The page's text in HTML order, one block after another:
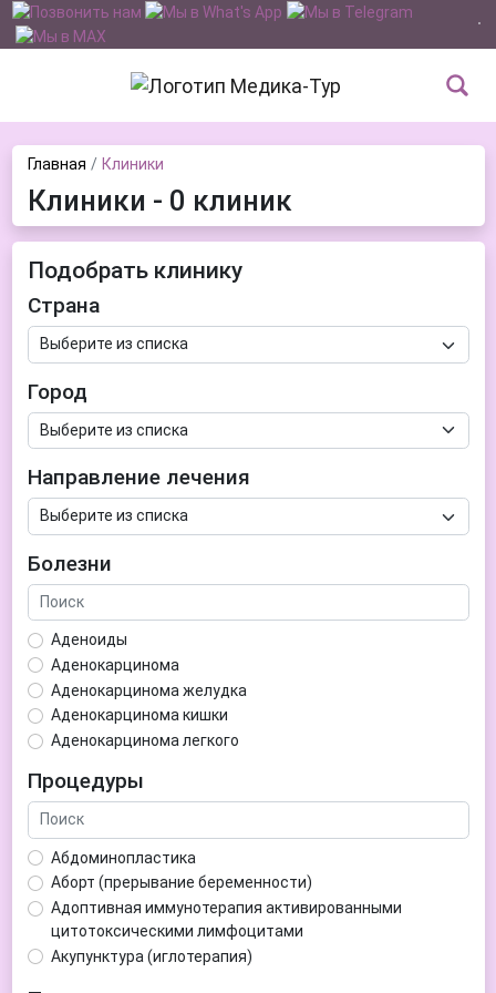
Главная Клиники
Клиники - 0 клиник
Подобрать клинику
Страна
Город
Направление лечения
Болезни
Аденоиды
Аденокарцинома
Аденокарцинома желудка
Аденокарцинома кишки
Аденокарцинома легкого
Аденома гипофиза
Аденома простаты
Аденома щитовидной железы
Аденомиоз
Адентия
Азооспермия
Акне (угри)
Алкоголизм
Процедуры
Абдоминопластика
Аборт (прерывание беременности)
Адоптивная иммунотерапия активированными
цитотоксическими лимфоцитами
Акупунктура (иглотерапия)